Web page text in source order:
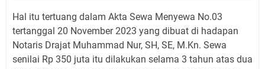
Hal itu tertuang dalam Akta Sewa Menyewa No.03
tertanggal 20 November 2023 yang dibuat di hadapan
Notaris Drajat Muhammad Nur, SH, SE, M.Kn. Sewa
senilai Rp 350 juta itu dilakukan selama 3 tahun atas dua